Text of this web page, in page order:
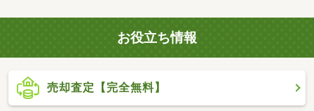
お役立ち情報
売却査定【完全無料】